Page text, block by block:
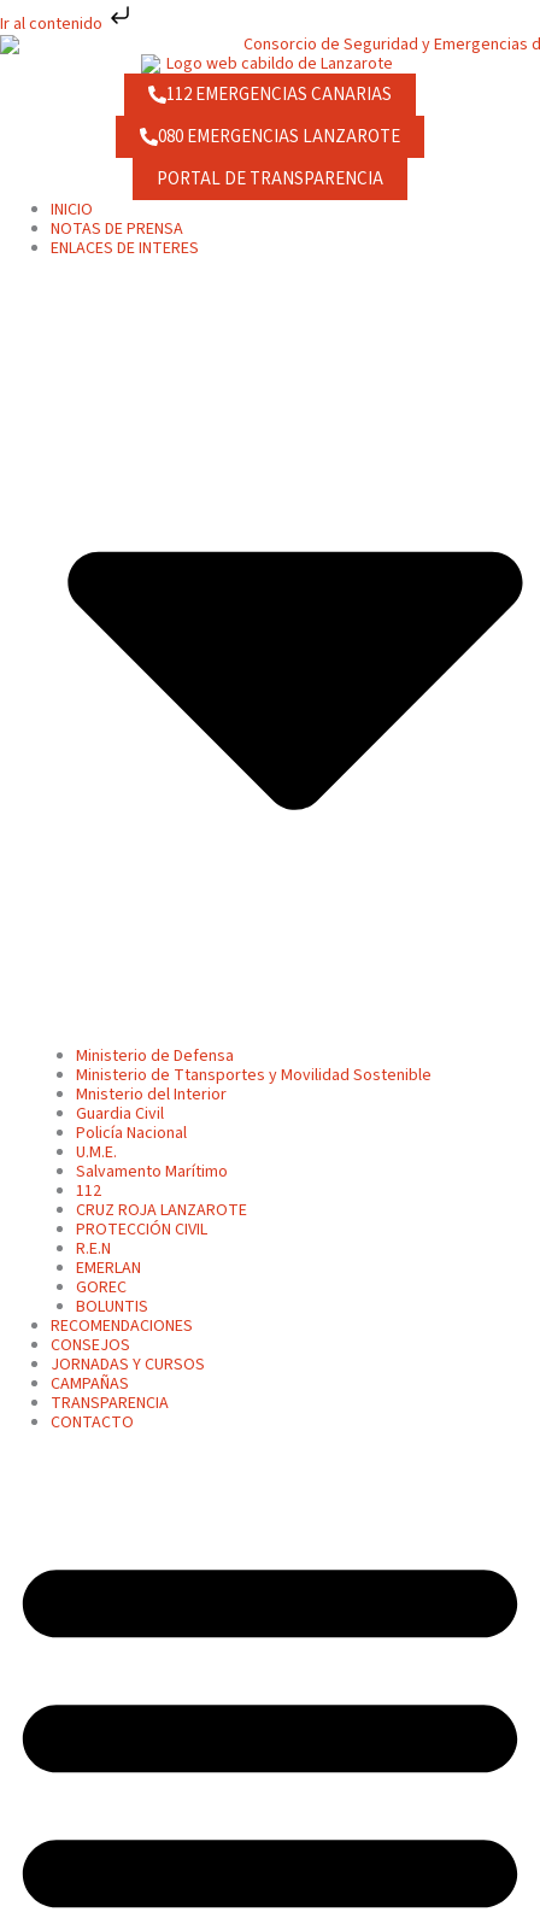
Ir al contenido
al
contenido
112 EMERGENCIAS CANARIAS
080 EMERGENCIAS LANZAROTE
PORTAL DE TRANSPARENCIA
INICIO
NOTAS DE PRENSA
ENLACES DE INTERES
Ministerio de Defensa
Ministerio de Ttansportes y Movilidad Sostenible
Mnisterio del Interior
Guardia Civil
Policía Nacional
U.M.E.
Salvamento Marítimo
112
CRUZ ROJA LANZAROTE
PROTECCIÓN CIVIL
R.E.N
EMERLAN
GOREC
BOLUNTIS
RECOMENDACIONES
CONSEJOS
JORNADAS Y CURSOS
CAMPAÑAS
TRANSPARENCIA
CONTACTO